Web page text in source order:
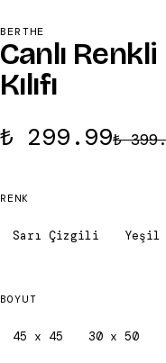
BERTHE
Kılıfı
₺ 299.99₺
RENK
Sarı Çizgili
BOYUT
45 x 45 30 x 50